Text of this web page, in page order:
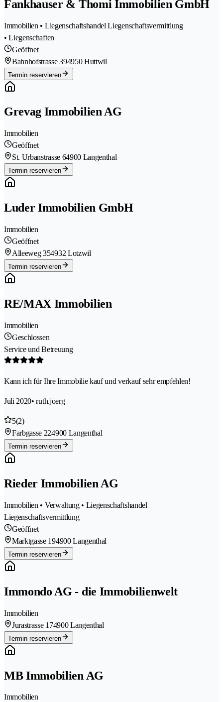
Fankhauser & Thomi Immobilien GmbH
Immobilien • Liegenschaftshandel Liegenschaftsvermittlung
• Liegenschaften
Geöffnet
Bahnhofstrasse 394950 Huttwil
Termin reservieren
Grevag Immobilien AG
Immobilien
Geöffnet
St. Urbanstrasse 64900 Langenthal
Termin reservieren
Luder Immobilien GmbH
Immobilien
Geöffnet
Alleeweg 354932 Lotzwil
Termin reservieren
RE/MAX Immobilien
Immobilien
Geschlossen
Service und Betreuung
Kann ich für Ihre Immobilie kauf und verkauf sehr empfehlen!
Juli 2020• ruth.joerg
5(2)
Farbgasse 224900 Langenthal
Termin reservieren
Rieder Immobilien AG
Immobilien • Verwaltung • Liegenschaftshandel
Liegenschaftsvermittlung
Geöffnet
Marktgasse 194900 Langenthal
Termin reservieren
Immondo AG - die Immobilienwelt
Immobilien
Jurastrasse 174900 Langenthal
Termin reservieren
MB Immobilien AG
Immobilien